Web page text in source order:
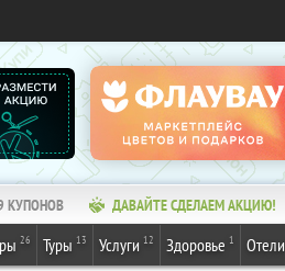
КУПОНОВ ДАВАЙТЕ СДЕЛАЕМ АКЦИЮ!
26 Туры 13 Услуги 12 Здоровье 1 Отели